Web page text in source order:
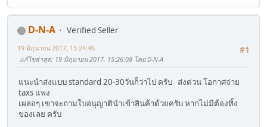
D-N-A
Verified Seller
#1
19 มิถุนายน 2017, 15:24:46
แก้ไขล่าสุด: 19 มิถุนายน 2017, 15:26:08 โดย D-N-A
แนะนำส่งแบบ standard 20-30วันก็ว่าไป ครับ ส่งด่วน โอกาศจ่าย
taxs แพง
เผลอๆ เขาจะถามใบอนุญาตินำเข้าสินค้าด้วยครับ หากไม่มีต้องทิ้ง
ของเลย ครับ